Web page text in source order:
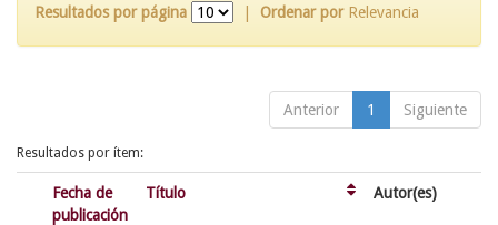
Resultados por página
Ordenar por Relevancia
Anterior 1 Siguiente
Resultados por ítem:
Fecha de
publicación
Título Autor(es)